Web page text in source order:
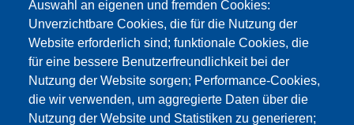
Auswahl an eigenen und fremden Cookies:
Unverzichtbare Cookies, die für die Nutzung der
Website erforderlich sind; funktionale Cookies, die
für eine bessere Benutzerfreundlichkeit bei der
Nutzung der Website sorgen; Performance-Cookies,
die wir verwenden, um aggregierte Daten über die
Nutzung der Website und Statistiken zu generieren;
Dieser Inhalt ist blockiert, da die Google Maps